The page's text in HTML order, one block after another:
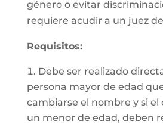
género o evitar
requiere acudir a un juez
Requisitos:
Debe ser realizado
persona mayor de edad
cambiarse el nombre y si el
un menor de edad, deben